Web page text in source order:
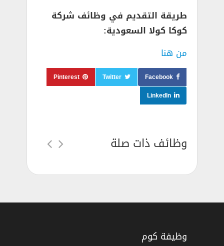
طريقة التقديم في وظائف شركة
كوكا كولا السعودية:
من هنا
Facebook
Twitter
Pinterest
LinkedIn
وظائف ذات صلة
وظيفة كوم